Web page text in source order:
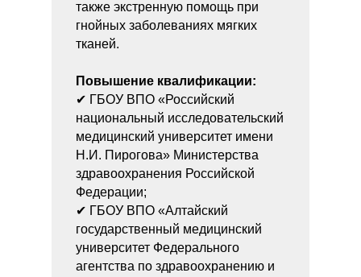
также экстренную помощь при
гнойных заболеваниях мягких
тканей.
Повышение квалификации:
✔ ГБОУ ВПО «Российский
национальный исследовательский
медицинский университет имени
Н.И. Пирогова» Министерства
здравоохранения Российской
Федерации;
✔ ГБОУ ВПО «Алтайский
государственный медицинский
университет Федерального
агентства по здравоохранению и